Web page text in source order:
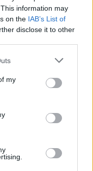
information may
on the IAB’s List of
disclose it to other
one or more Google
You may click to
third-party tags to
in below Google
my
Jelszó
Bejelentkezés
térképes